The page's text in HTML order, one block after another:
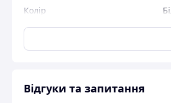
Колір
Щільність
Агроволокно (спанбонд з анти-УФ
Телефонуйте або пишіть в чат з
Відгуки та запитання